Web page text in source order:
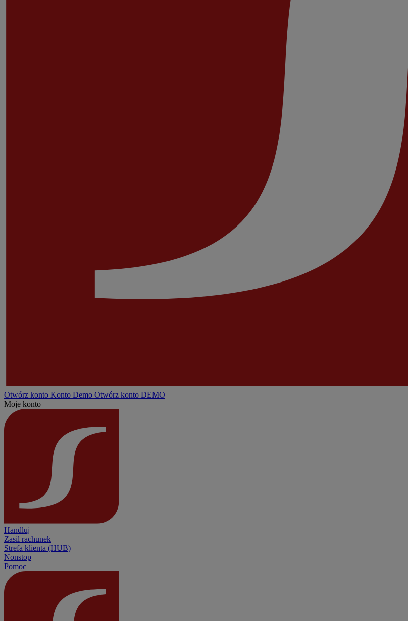
Otwórz konto Konto Demo Otwórz konto DEMO
Moje konto
Handluj
Zasil rachunek
Strefa klienta (HUB)
Nonstop
Pomoc